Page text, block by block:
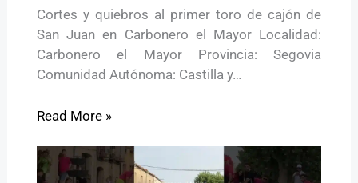
Cortes y quiebros al primer toro de cajón de
San Juan en Carbonero el Mayor Localidad:
Carbonero el Mayor Provincia: Segovia
Comunidad Autónoma: Castilla y…
Read More »